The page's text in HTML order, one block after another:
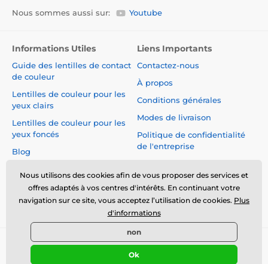
Nous sommes aussi sur: Youtube
Informations Utiles
Guide des lentilles de contact
de couleur
Lentilles de couleur pour les
yeux clairs
Lentilles de couleur pour les
yeux foncés
Blog
Liens Importants
Contactez-nous
À propos
Conditions générales
Modes de livraison
Politique de confidentialité
de l'entreprise
du Contrat
Sécurité et qualité sans
compromis
© 2026 www.luciferlenses.fr ⦁ Boutique en ligne créée par
SIMPLIA.cz
Nous utilisons des cookies afin de vous proposer des services et
offres adaptés à vos centres d'intérêts. En continuant votre
navigation sur ce site, vous acceptez l’utilisation de cookies. Plus
d'informations
non
Ok